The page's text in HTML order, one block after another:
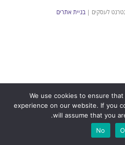
לעסקים |בניית אתרים
We use cookies to ensure
experience on our website. If you
will assume that you
No